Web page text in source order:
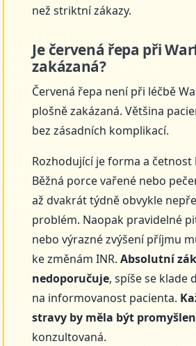
než striktní zákazy.
Je červená řepa při
zakázaná?
Červená řepa není při léčbě
plošně zakázaná. Většina
bez zásadních komplikací.
Rozhodující je forma a četnost
Běžná porce vařené nebo
až dvakrát týdně obvykle
problém. Naopak pravidelné
nebo výrazné zvýšení příjmu
ke změnám INR.Absolutní
nedoporučuje, spíše se klade
na informovanost pacienta.
stravy by měla být
konzultovaná.